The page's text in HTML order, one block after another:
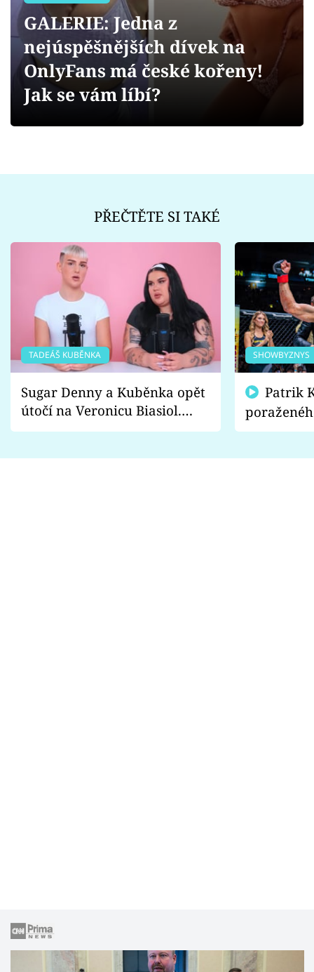
Videa
Sledujte prima+
GALERIE: Jedna z
nejúspěšnějších dívek na
OnlyFans má české kořeny!
Jak se vám líbí?
PŘEČTĚTE SI TAKÉ
TADEÁŠ KUBĚNKA
Sugar Denny a Kuběnka opět
útočí na Veronicu Biasiol.
Proč je podle nich falešná a
SHOWBYZNYS
fanoušci